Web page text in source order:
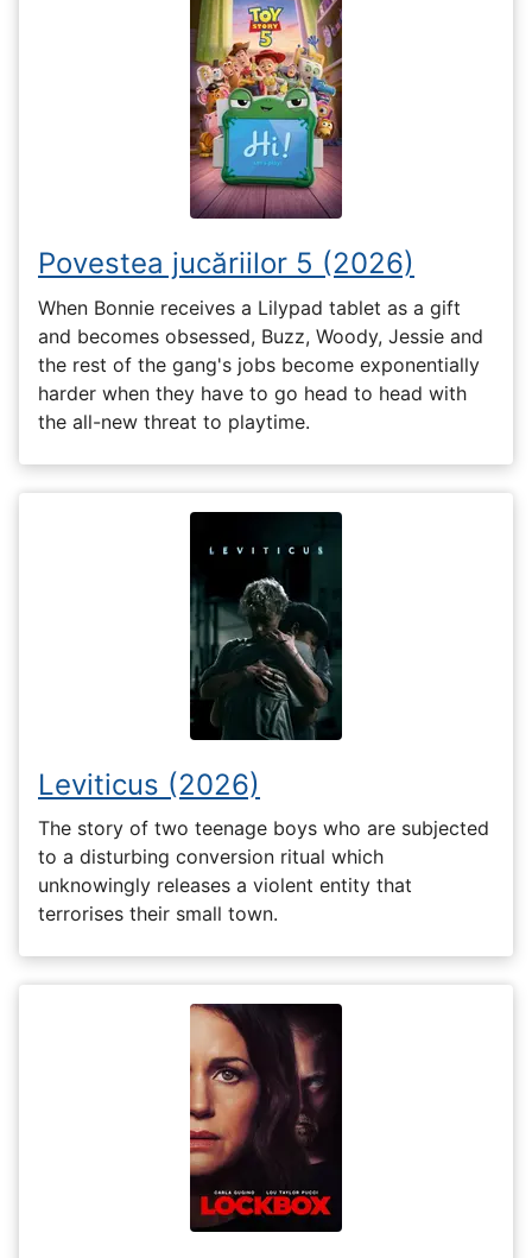
Povestea jucăriilor 5 (2026)
When Bonnie receives a Lilypad tablet as a gift
and becomes obsessed, Buzz, Woody, Jessie and
the rest of the gang's jobs become exponentially
harder when they have to go head to head with
the all-new threat to playtime.
Leviticus (2026)
The story of two teenage boys who are subjected
to a disturbing conversion ritual which
unknowingly releases a violent entity that
terrorises their small town.